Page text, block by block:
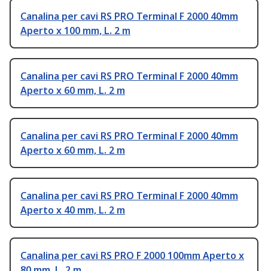
Canalina per cavi RS PRO Terminal F 2000 40mm
Aperto x 100 mm, L. 2 m
Canalina per cavi RS PRO Terminal F 2000 40mm
Aperto x 60 mm, L. 2 m
Canalina per cavi RS PRO Terminal F 2000 40mm
Aperto x 60 mm, L. 2 m
Canalina per cavi RS PRO Terminal F 2000 40mm
Aperto x 40 mm, L. 2 m
Canalina per cavi RS PRO F 2000 100mm Aperto x